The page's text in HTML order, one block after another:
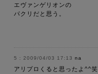
エヴァンゲリオンの
パクリだと思う。
2009/04/03 17:13 na
アリプロくると思ったよ^^笑